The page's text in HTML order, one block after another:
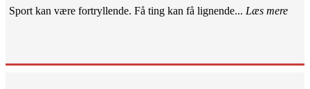
Sport kan være fortryllende. Få ting kan få lignende... Læs mere